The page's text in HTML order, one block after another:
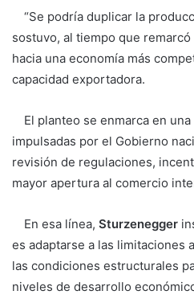
“Se podría duplicar la
sostuvo, al tiempo que
hacia una economía más
capacidad exportadora.
El planteo se enmarca en
impulsadas por el Gobierno
revisión de regulaciones,
mayor apertura al comercio
En esa línea, Sturzenegger
es adaptarse a las limitaciones
las condiciones estructurales
niveles de desarrollo